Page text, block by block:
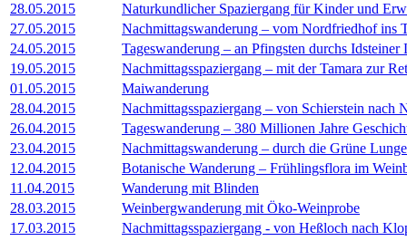
28.05.2015
Naturkundlicher Spaziergang für Kinder und
27.05.2015
Nachmittagswanderung – vom Nordfriedhof ins
24.05.2015
Tageswanderung – an Pfingsten durchs Idsteiner
19.05.2015
Nachmittagsspaziergang – mit der Tamara zur
01.05.2015
Maiwanderung
28.04.2015
Nachmittagsspaziergang – von Schierstein nach
26.04.2015
Tageswanderung – 380 Millionen Jahre
23.04.2015
Nachmittagswanderung – durch die Grüne
12.04.2015
Botanische Wanderung – Frühlingsflora im
11.04.2015
Wanderung mit Blinden
28.03.2015
Weinbergwanderung mit Öko-Weinprobe
17.03.2015
Nachmittagsspaziergang - von Heßloch nach